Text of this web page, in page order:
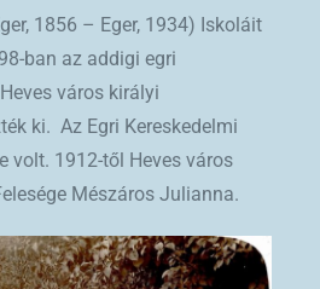
1856 – Eger, 1934) Iskoláit
ban az addigi egri
város királyi
ki. Az Egri Kereskedelmi
volt. 1912-től Heves város
Mészáros Julianna.